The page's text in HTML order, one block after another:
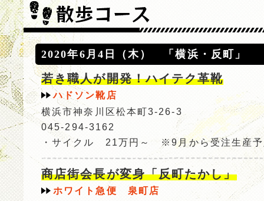
2020年6月4日（木） 「横浜・反町」
若き職人が開発！ハイテク革靴
ハドソン靴店
横浜市神奈川区松本町3-26-3
045-294-3162
・サイクル 21万円～ ※9月から受注生産
商店街会長が変身「反町たかし」
ホワイト急便 泉町店